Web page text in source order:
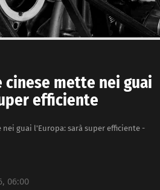
cinese mette nei guai
efficiente
guai l'Europa: sarà super efficiente -
06:00